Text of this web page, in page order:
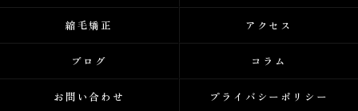
縮毛矯正 アクセス
ブログ コラム
お問い合わせ プライバシーポリシー